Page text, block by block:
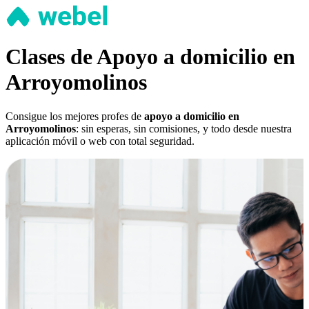
Clases de Apoyo a domicilio en
Arroyomolinos
Consigue los mejores profes de apoyo a domicilio en
Arroyomolinos: sin esperas, sin comisiones, y todo desde nuestra
aplicación móvil o web con total seguridad.